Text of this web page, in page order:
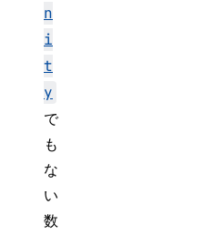
n
i
t
y
で
も
な
い
数